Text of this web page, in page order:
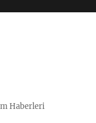
Haberleri